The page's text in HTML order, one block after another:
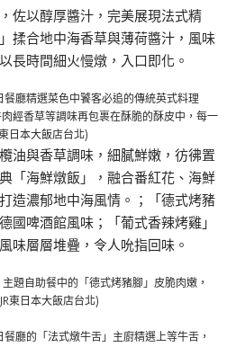
佐以醇厚醬汁，完美展現法式精
揉合地中海香草與薄荷醬汁，風味
長時間細火慢燉，入口即化。
餐廳精選菜色中饕客必追的傳統英式料理
經香草等調味再包裹在酥脆的酥皮中，每一
日本大飯店台北)
油與香草調味，細膩鮮嫩，彷彿置
「海鮮燉飯」，融合番紅花、海鮮
造濃郁地中海風情。；「德式烤豬
國啤酒館風味；「葡式香辣烤雞」
味層層堆疊，令人吮指回味。
題自助餐中的「德式烤豬腳」皮脆肉嫩，
東日本大飯店台北)
廳的「法式燉牛舌」主廚精選上等牛舌，